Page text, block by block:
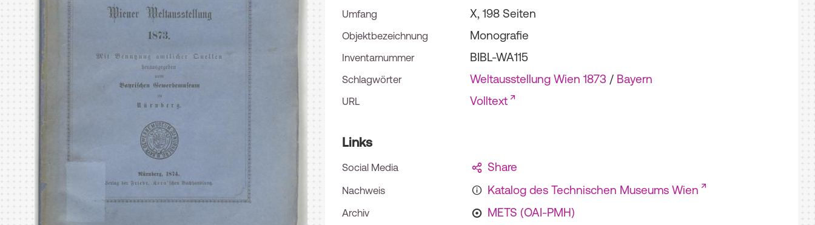
Umfang X, 198 Seiten
Objektbezeichnung Monografie
Inventarnummer BIBL-WA115
Schlagwörter Weltausstellung Wien 1873 / Bayern
URL Volltext
Links
Social Media Share
Nachweis Katalog des Technischen Museums Wien
Archiv METS (OAI-PMH)